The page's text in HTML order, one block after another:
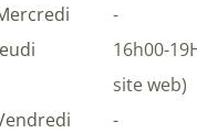
-
16h00-
site web)
-